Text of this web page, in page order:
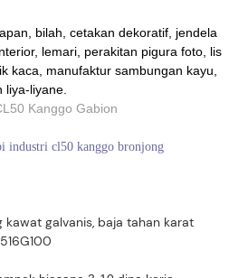
bilah, cetakan dekoratif, jendela
lemari, perakitan pigura foto, lis
kaca, manufaktur sambungan kayu,
liyane.
industri cl50 kanggo bronjong
kawat galvanis, baja tahan karat